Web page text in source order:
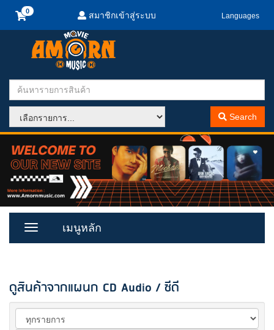
สมาชิกเข้าสู่ระบบ Languages
Search
Toggle
เมนูหลัก
ดูสินค้าจากแผนก CD Audio / ซีดี